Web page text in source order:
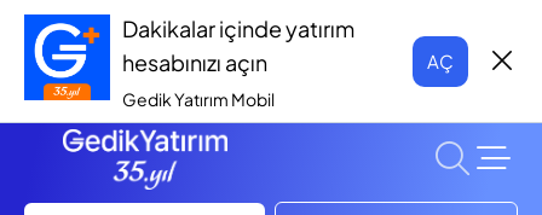
Dakikalar içinde yatırım
hesabınızı açın
Gedik Yatırım Mobil
AÇ